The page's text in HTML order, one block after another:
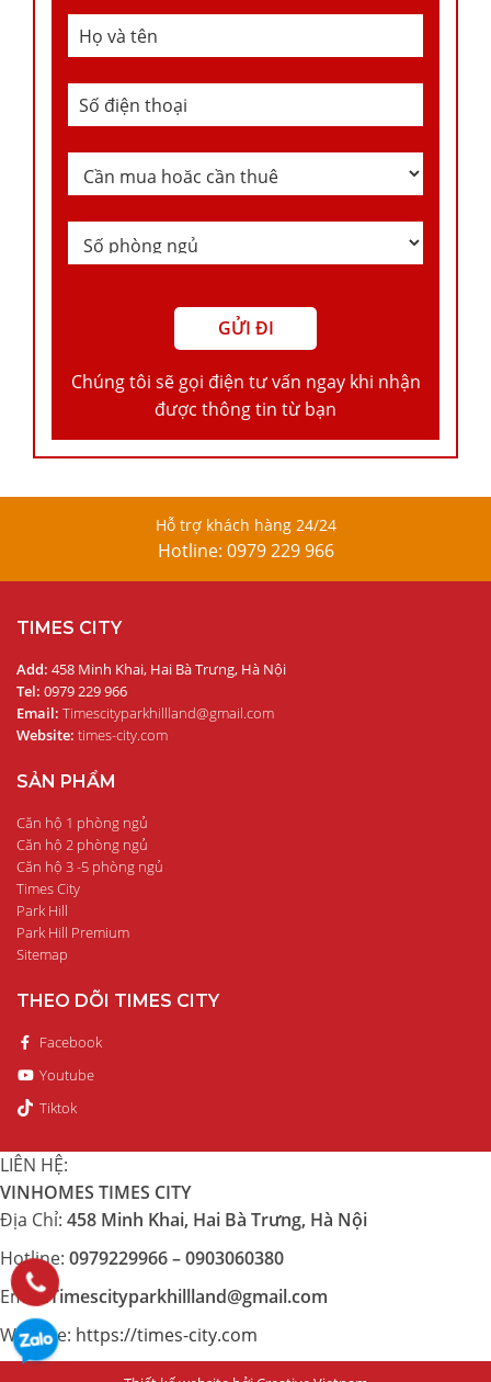
Chúng tôi sẽ gọi điện tư vấn ngay khi nhận
được thông tin từ bạn
Hỗ trợ khách hàng 24/24
Hotline: 0979 229 966
TIMES CITY
Add: 458 Minh Khai, Hai Bà Trưng, Hà Nội
Tel: 0979 229 966
Email: Timescityparkhillland@gmail.com
Website: times-city.com
SẢN PHẨM
Căn hộ 1 phòng ngủ
Căn hộ 2 phòng ngủ
Căn hộ 3 -5 phòng ngủ
Times City
Park Hill
Park Hill Premium
Sitemap
THEO DÕI TIMES CITY
Facebook
Youtube
Tiktok
LIÊN HỆ:
VINHOMES TIMES CITY
Địa Chỉ: 458 Minh Khai, Hai Bà Trưng, Hà Nội
Hotline: 0979229966 – 0903060380
Email:Timescityparkhillland@gmail.com
Website: https://times-city.com